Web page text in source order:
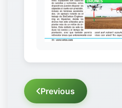
Previous